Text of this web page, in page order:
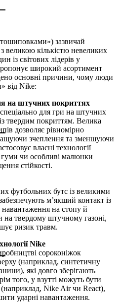
зазвичай
великою кількістю невеликих
із світових лідерів у
широкий асортимент
основні причини, чому люди
від Nike:
на штучних покриттях
для гри на штучних
твердим покриттям. Велика
дозволяє рівномірно
зчеплення та зменшуючи
власні технології
гуми чи особливі малюнки
стійкості.
футбольних бутс із великими
м’якший контакт із
на стопу й
на твердому штучному газоні,
ризик травм.
Nike
сороконіжок
(наприклад, синтетичну
які довго зберігають
того, у взутті можуть бути
(наприклад, Nike Air чи React),
ударні навантаження.